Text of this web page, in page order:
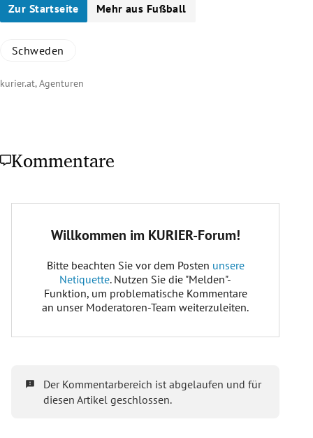
Zur Startseite Mehr aus Fußball
Schweden
kurier.at, Agenturen
Kommentare